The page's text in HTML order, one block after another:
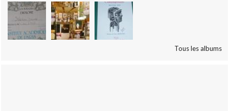
Tous les albums